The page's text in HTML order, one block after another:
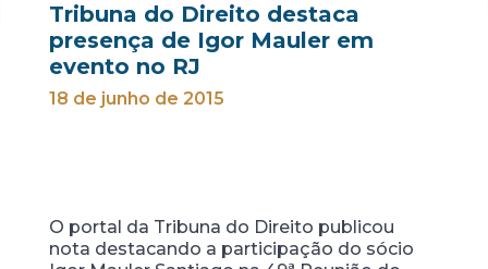
Tribuna do Direito destaca
presença de Igor Mauler em
evento no RJ
18 de junho de 2015
O portal da Tribuna do Direito publicou
nota destacando a participação do sócio